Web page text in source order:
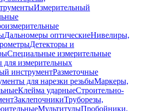
Измерительный
Дальномеры оптическиеНивелиры,
Детекторы и
Специальные измерительные
для измерительных
инструментРазметочные
для нарезки резьбыМаркеры,
Клейма ударныеСтроительно-
ЗаклепочникиТруборезы,
МультитулыПробойники,